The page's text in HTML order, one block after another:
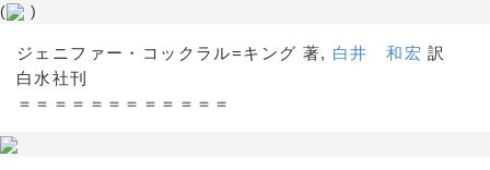
( )
ジェニファー・コックラル=キング 著, 白井 和宏 訳
白水社刊
＝＝＝＝＝＝＝＝＝＝＝＝